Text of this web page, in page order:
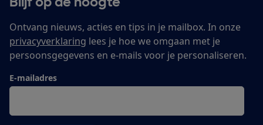
Ontvang nieuws, acties en tips in je mailbox. In onze
privacyverklaring lees je hoe we omgaan met je
persoonsgegevens en e-mails voor je personaliseren.
E-mailadres